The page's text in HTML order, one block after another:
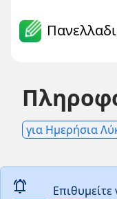
για Ημερήσια
notifications_active